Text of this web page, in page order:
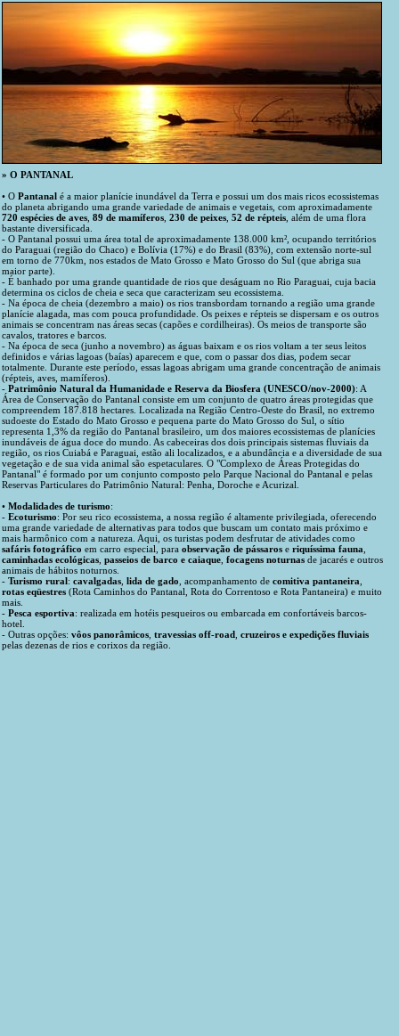
» O PANTANAL
• O Pantanal é a maior planície inundável da Terra e possui um dos mais ricos ecossistemas
do planeta abrigando uma grande variedade de animais e vegetais, com aproximadamente
720 espécies de aves 89 de mamíferos 230 de peixes 52 de répteis , além de uma flora
bastante diversificada.
- O Pantanal possui uma área total de aproximadamente 138.000 km², ocupando territórios
do Paraguai (região do Chaco) e Bolívia (17%) e do Brasil (83%), com extensão norte-sul
em torno de 770km, nos estados de Mato Grosso e Mato Grosso do Sul (que abriga sua
maior parte).
- É banhado por uma grande quantidade de rios que deságuam no Rio Paraguai, cuja bacia
determina os ciclos de cheia e seca que caracterizam seu ecossistema.
- Na época de cheia (dezembro a maio) os rios transbordam tornando a região uma grande
planície alagada, mas com pouca profundidade. Os peixes e répteis se dispersam e os outros
animais se concentram nas áreas secas (capões e cordilheiras). Os meios de transporte são
cavalos, tratores e barcos.
- Na época de seca (junho a novembro) as águas baixam e os rios voltam a ter seus leitos
definidos e várias lagoas (baías) aparecem e que, com o passar dos dias, podem secar
totalmente. Durante este período, essas lagoas abrigam uma grande concentração de animais
(répteis, aves, mamíferos).
- Patrimônio Natural da Humanidade e Reserva da Biosfera (UNESCO/nov-2000): A
Área de Conservação do Pantanal consiste em um conjunto de quatro áreas protegidas que
compreendem 187.818 hectares. Localizada na Região Centro-Oeste do Brasil, no extremo
sudoeste do Estado do Mato Grosso e pequena parte do Mato Grosso do Sul, o sítio
representa 1,3% da região do Pantanal brasileiro, um dos maiores ecossistemas de planícies
inundáveis de água doce do mundo. As cabeceiras dos dois principais sistemas fluviais da
região, os rios Cuiabá e Paraguai, estão ali localizados, e a abundância e a diversidade de sua
vegetação e de sua vida animal são espetaculares. O "Complexo de Áreas Protegidas do
Pantanal" é formado por um conjunto composto pelo Parque Nacional do Pantanal e pelas
Reservas Particulares do Patrimônio Natural: Penha, Doroche e Acurizal.
• Modalidades de turismo:
- Ecoturismo: Por seu rico ecossistema, a nossa região é altamente privilegiada, oferecendo
uma grande variedade de alternativas para todos que buscam um contato mais próximo e
mais harmônico com a natureza. Aqui, os turistas podem desfrutar de atividades como
safáris fotográfico em carro especial, para observação de pássaros e riquíssima fauna
caminhadas ecológicas passeios de barco e caiaque focagens noturnas de jacarés e outros
animais de hábitos noturnos.
- Turismo rural: cavalgadas lida de gado , acompanhamento de comitiva pantaneira
rotas eqüestres (Rota Caminhos do Pantanal, Rota do Correntoso e Rota Pantaneira) e muito
mais.
- Pesca esportiva: realizada em hotéis pesqueiros ou embarcada em confortáveis barcos-
hotel.
- Outras opções: vôos panorâmicos travessias off-road cruzeiros e expedições fluviais
pelas dezenas de rios e corixos da região.